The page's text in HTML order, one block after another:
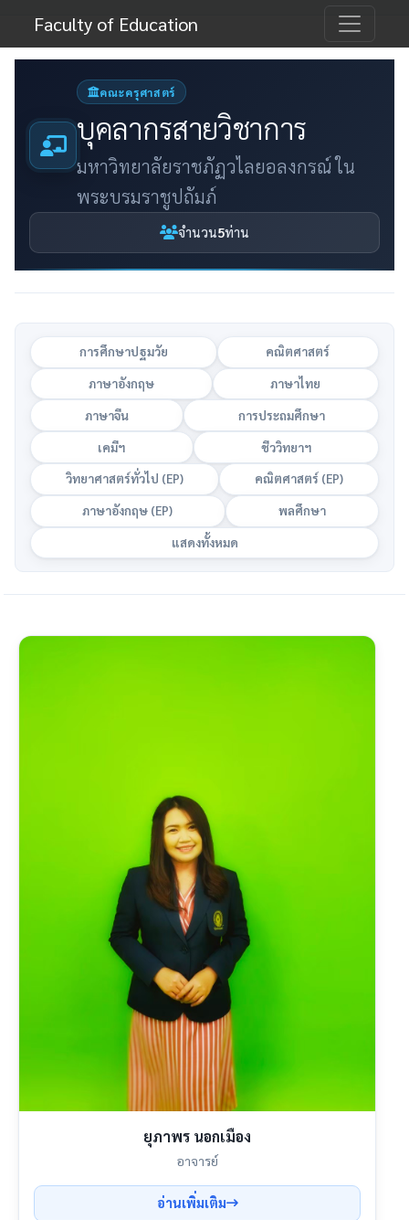
Faculty of Education
คณะครุศาสตร์
บุคลากรสายวิชาการ
มหาวิทยาลัยราชภัฏวไลยอลงกรณ์ ใน
พระบรมราชูปถัมภ์
จำนวน5ท่าน
การศึกษาปฐมวัย คณิตศาสตร์
ภาษาอังกฤษ ภาษาไทย
ภาษาจีน การประถมศึกษา
เคมีฯ ชีววิทยาฯ
วิทยาศาสตร์ทั่วไป (EP) คณิตศาสตร์ (EP)
ภาษาอังกฤษ (EP) พลศึกษา
แสดงทั้งหมด
ยุภาพร นอกเมือง
อาจารย์
อ่านเพิ่มเติม